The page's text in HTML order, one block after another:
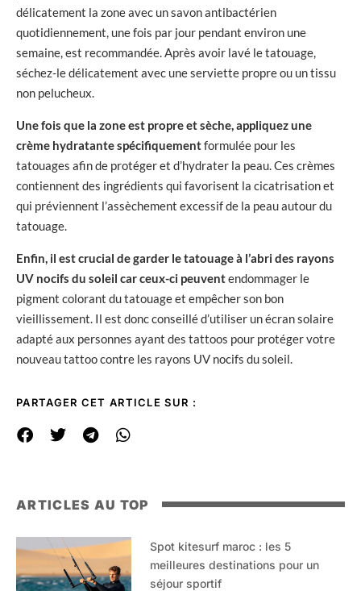
délicatement la zone avec un savon antibactérien
quotidiennement, une fois par jour pendant environ une
semaine, est recommandée. Après avoir lavé le tatouage,
séchez-le délicatement avec une serviette propre ou un tissu
non pelucheux.
Une fois que la zone est propre et sèche, appliquez une
crème hydratante spécifiquementformulée pour les
tatouages afin de protéger et d’hydrater la peau. Ces crèmes
contiennent des ingrédients qui favorisent la cicatrisation et
qui préviennent l’assèchement excessif de la peau autour du
tatouage.
Enfin, il est crucial de garder le tatouage à l’abri des rayons
UV nocifs du soleil car ceux-ci peuventendommager le
pigment colorant du tatouage et empêcher son bon
vieillissement. Il est donc conseillé d’utiliser un écran solaire
adapté aux personnes ayant des tattoos pour protéger votre
nouveau tattoo contre les rayons UV nocifs du soleil.
PARTAGER CET ARTICLE SUR :
ARTICLES AU TOP
Spot kitesurf maroc : les 5
meilleures destinations pour un
séjour sportif